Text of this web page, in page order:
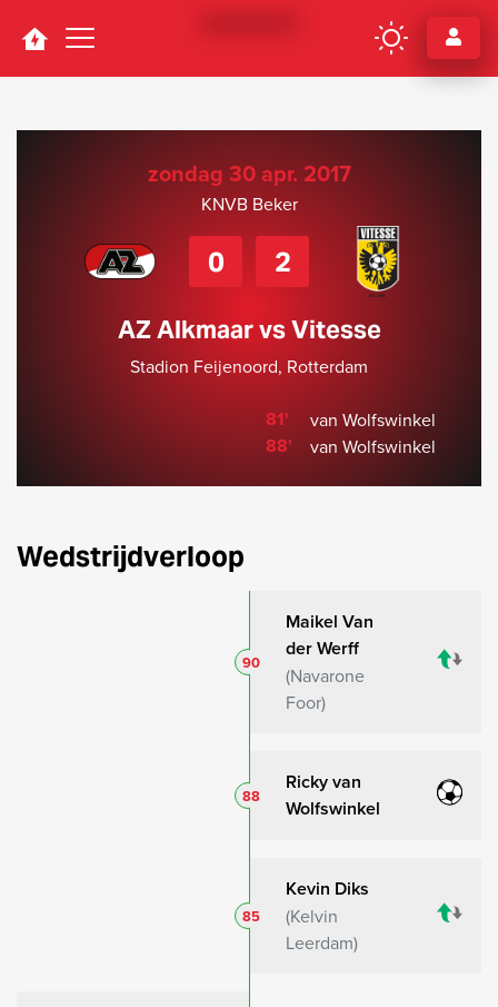
Navigation
zondag 30 apr. 2017
KNVB Beker
0 2
AZ Alkmaar vs Vitesse
Stadion Feijenoord, Rotterdam
81' van Wolfswinkel
88' van Wolfswinkel
Wedstrijdverloop
Maikel Van
der Werff
Navarone
Foor
90
Ricky van
Wolfswinkel
88
Kevin Diks
Kelvin
Leerdam
85